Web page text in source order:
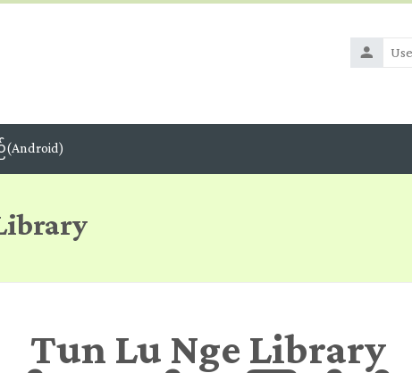
Username
(Android)
Tun Lu Nge Library